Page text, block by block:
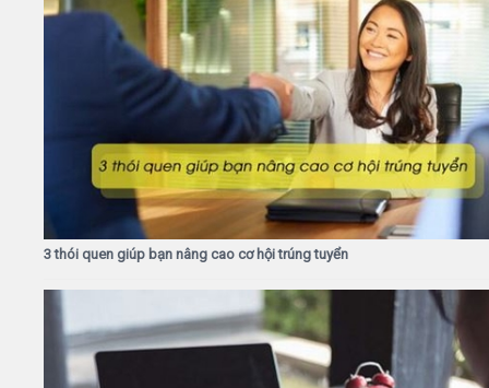
3 thói quen giúp bạn nâng cao cơ hội trúng tuyển